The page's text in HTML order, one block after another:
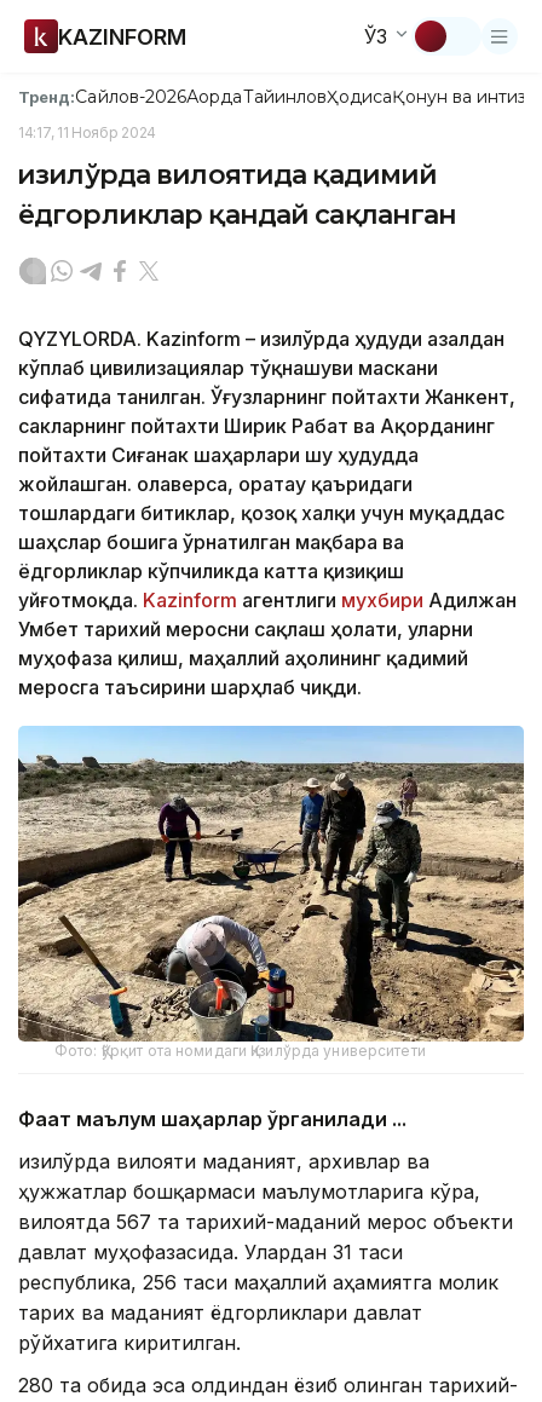
KAZINFORM ЎЗ
Тренд:Сайлов-2026АқордаТайинловҲодисаҚонун ва
14:17, 11 Ноябр 2024
Қизилўрда вилоятида қадимий
ёдгорликлар қандай сақланган
QYZYLORDA. Kazinform – Қизилўрда ҳудуди азалдан
кўплаб цивилизациялар тўқнашуви маскани
сифатида танилган. Ўғузларнинг пойтахти Жанкент,
сакларнинг пойтахти Ширик Рабат ва Ақорданинг
пойтахти Сиғанак шаҳарлари шу ҳудудда
жойлашган. Қолаверса, Қоратау қаъридаги
тошлардаги битиклар, қозоқ халқи учун муқаддас
шаҳслар бошига ўрнатилган мақбара ва
ёдгорликлар кўпчиликда катта қизиқиш
уйғотмоқда. Kazinform агентлиги мухбири Адилжан
Умбет тарихий меросни сақлаш ҳолати, уларни
муҳофаза қилиш, маҳаллий аҳолининг қадимий
меросга таъсирини шарҳлаб чиқди.
Фото: Қўрқит ота номидаги Қизилўрда университети
Фақат маълум шаҳарлар ўрганилади ...
Қизилўрда вилояти маданият, архивлар ва
ҳужжатлар бошқармаси маълумотларига кўра,
вилоятда 567 та тарихий-маданий мерос объекти
давлат муҳофазасида. Улардан 31 таси
республика, 256 таси маҳаллий аҳамиятга молик
тарих ва маданият ёдгорликлари давлат
рўйхатига киритилган.
280 та обида эса олдиндан ёзиб олинган тарихий-